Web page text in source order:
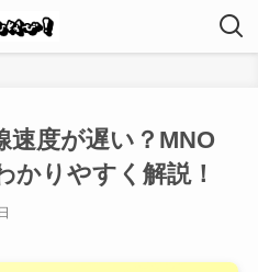
速度が遅い？MNO
かりやすく解説！